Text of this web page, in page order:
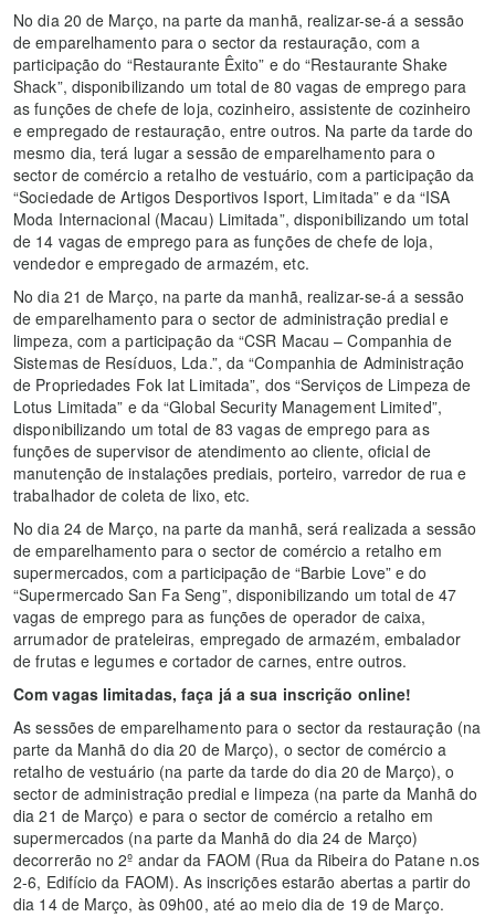
No dia 20 de Março, na parte da manhã, realizar-se-á a sessão
de emparelhamento para o sector da restauração, com a
participação do “Restaurante Êxito” e do “Restaurante Shake
Shack”, disponibilizando um total de 80 vagas de emprego para
as funções de chefe de loja, cozinheiro, assistente de cozinheiro
e empregado de restauração, entre outros. Na parte da tarde do
mesmo dia, terá lugar a sessão de emparelhamento para o
sector de comércio a retalho de vestuário, com a participação da
“Sociedade de Artigos Desportivos Isport, Limitada” e da “ISA
Moda Internacional (Macau) Limitada”, disponibilizando um total
de 14 vagas de emprego para as funções de chefe de loja,
vendedor e empregado de armazém, etc.
No dia 21 de Março, na parte da manhã, realizar-se-á a sessão
de emparelhamento para o sector de administração predial e
limpeza, com a participação da “CSR Macau – Companhia de
Sistemas de Resíduos, Lda.”, da “Companhia de Administração
de Propriedades Fok Iat Limitada”, dos “Serviços de Limpeza de
Lotus Limitada” e da “Global Security Management Limited”,
disponibilizando um total de 83 vagas de emprego para as
funções de supervisor de atendimento ao cliente, oficial de
manutenção de instalações prediais, porteiro, varredor de rua e
trabalhador de coleta de lixo, etc.
No dia 24 de Março, na parte da manhã, será realizada a sessão
de emparelhamento para o sector de comércio a retalho em
supermercados, com a participação de “Barbie Love” e do
“Supermercado San Fa Seng”, disponibilizando um total de 47
vagas de emprego para as funções de operador de caixa,
arrumador de prateleiras, empregado de armazém, embalador
de frutas e legumes e cortador de carnes, entre outros.
Com vagas limitadas, faça já a sua inscrição online!
As sessões de emparelhamento para o sector da restauração (na
parte da Manhã do dia 20 de Março), o sector de comércio a
retalho de vestuário (na parte da tarde do dia 20 de Março), o
sector de administração predial e limpeza (na parte da Manhã do
dia 21 de Março) e para o sector de comércio a retalho em
supermercados (na parte da Manhã do dia 24 de Março)
decorrerão no 2º andar da FAOM (Rua da Ribeira do Patane n.os
2-6, Edifício da FAOM). As inscrições estarão abertas a partir do
dia 14 de Março, às 09h00, até ao meio dia de 19 de Março.